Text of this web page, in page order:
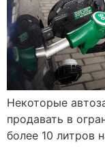
Некоторые
продавать в
более 10 литров